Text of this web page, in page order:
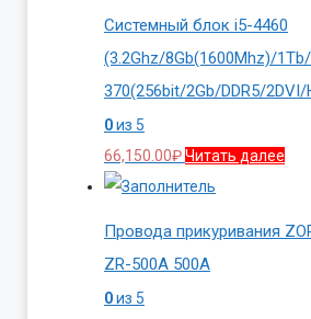
Системный блок i5-4460
(3.2Ghz/8Gb(1600Mhz)/
370(256bit/2Gb/DDR5/2DVI/
0из 5
66,150.00₽Читать далее
Провода прикуривания
ZR-500A 500A
0из 5